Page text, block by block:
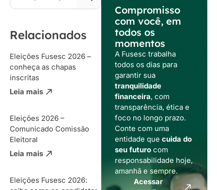
Relacionados
Eleições Fusesc 2026 –
conheça as chapas
inscritas
Leia mais
Eleições 2026 –
Comunicado Comissão
Eleitoral
Leia mais
Eleições Fusesc 2026:
Compromisso
com você, em
todos os
momentos
A Fusesc trabalha
todos os dias para
garantir sua
tranquilidade
financeira, com
transparência, ética e
foco no longo prazo.
Conte com uma
entidade que cuida do
seu futurocom
responsabilidade hoje,
amanhã e sempre.
Acessar